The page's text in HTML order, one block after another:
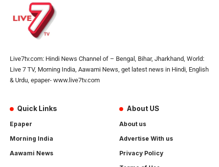
Live7tv.com: Hindi News Channel of – Bengal, Bihar, Jharkhand, World:
Live 7 TV, Morning India, Aawami News, get latest news in Hindi, English
& Urdu, epaper- www.live7tv.com
Quick Links
Epaper
Morning India
Aawami News
About US
About us
Advertise With us
Privacy Policy